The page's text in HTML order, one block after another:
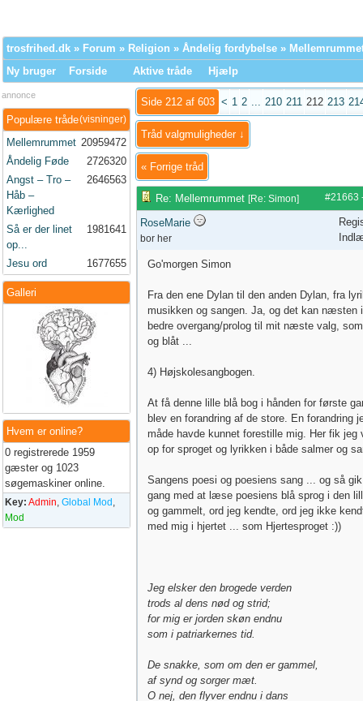
trosfrihed.dk » Forum » Religion » Åndelig fordybelse »
Ny bruger
Forside Aktive tråde Hjælp
annonce
(visninger)
Populære tråde
Mellemrummet 20959472
Åndelig Føde
2726320
Angst – Tro –
Håb –
Kærlighed
2646563
Så er der linet
op...
1981641
Jesu ord 1677655
Galleri
Hvem er online?
0 registrerede 1959
gæster og 1023
søgemaskiner online.
Key: Admin, Global Mod ,
Mod
Side 212 af 603 < 1 2 ... 210 211 212 213
Tråd valgmuligheder ↓
« Forrige tråd
#21663
Re: Mellemrummet [Re: Simon]
RoseMarie
bor her
Go'morgen Simon
Fra den ene Dylan til den anden Dylan, fra
musikken og sangen. Ja, og det kan næsten
bedre overgang/prolog til mit næste valg,
og blåt ...
4) Højskolesangbogen.
At få denne lille blå bog i hånden for første
blev en forandring af de store. En forandring
måde havde kunnet forestille mig. Her fik jeg
op for sproget og lyrikken i både salmer og
Sangens poesi og poesiens sang ... og så
gang med at læse poesiens blå sprog i den
og gammelt, ord jeg kendte, ord jeg ikke
med mig i hjertet ... som Hjertesproget :))
Jeg elsker den brogede verden
trods al dens nød og strid;
for mig er jorden skøn endnu
som i patriarkernes tid.
De snakke, som om den er gammel,
af synd og sorger mæt.
O nej, den flyver endnu i dans